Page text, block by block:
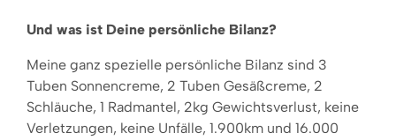
Und was ist Deine persönliche Bilanz?
Meine ganz spezielle persönliche Bilanz sind 3
Tuben Sonnencreme, 2 Tuben Gesäßcreme, 2
Schläuche, 1 Radmantel, 2kg Gewichtsverlust, keine
Verletzungen, keine Unfälle, 1.900km und 16.000